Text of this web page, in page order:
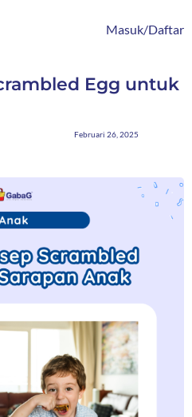
Masuk/Daftar
Egg untuk
Februari 26, 2025